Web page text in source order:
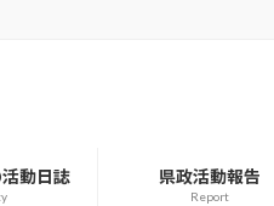
動日誌 県政活動報告
Report